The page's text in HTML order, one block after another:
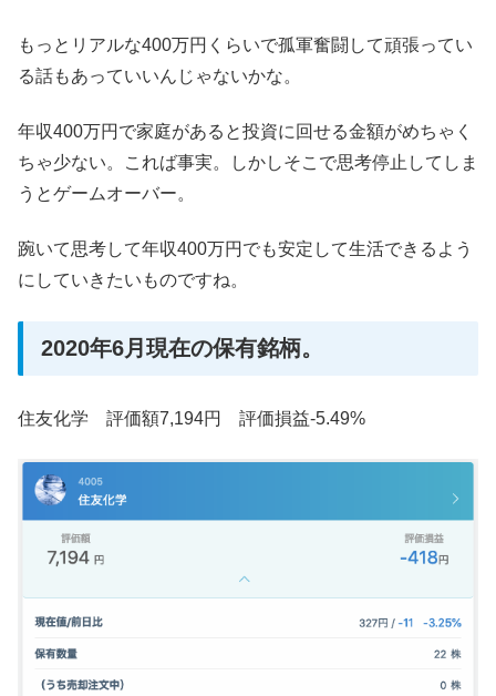
もっとリアルな400万円くらいで孤軍奮闘して頑張ってい
る話もあっていいんじゃないかな。
年収400万円で家庭があると投資に回せる金額がめちゃく
ちゃ少ない。これば事実。しかしそこで思考停止してしま
うとゲームオーバー。
踠いて思考して年収400万円でも安定して生活できるよう
にしていきたいものですね。
2020年6月現在の保有銘柄。
住友化学 評価額7,194円 評価損益-5.49%